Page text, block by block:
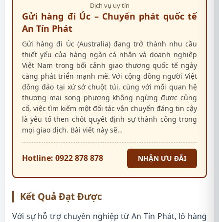
Dịch vụ uy tín
Gửi hàng đi Úc – Chuyển phát quốc tế
An Tín Phát
Gửi hàng đi Úc (Australia) đang trở thành nhu cầu
thiết yếu của hàng ngàn cá nhân và doanh nghiệp
Việt Nam trong bối cảnh giao thương quốc tế ngày
càng phát triển mạnh mẽ. Với cộng đồng người Việt
đông đảo tại xứ sở chuột túi, cùng với mối quan hệ
thương mại song phương không ngừng được củng
cố, việc tìm kiếm một đối tác vận chuyển đáng tin cậy
là yếu tố then chốt quyết định sự thành công trong
mọi giao dịch. Bài viết này sẽ…
Hotline: 0922 878 878 NHẬN ƯU ĐÃI
Kết Quả Đạt Được
Với sự hỗ trợ chuyên nghiệp từ An Tín Phát, lô hàng